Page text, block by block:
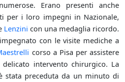
Erano presenti anche
per i loro impegni in Nazionale,
Lenzini con una medaglia ricordo.
impegnato con le visite mediche a
corso a Pisa per assistere
intervento chirurgico. La
stata preceduta da un minuto di